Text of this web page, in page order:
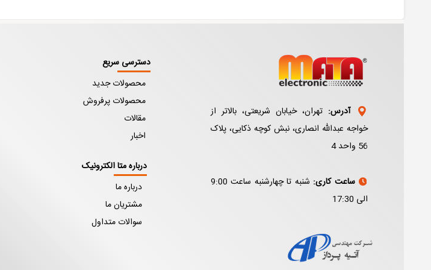
آدرس: تهران، خیابان شریعتی، بالاتر از
خواجه عبدالله انصاری، نبش کوچه ذکایی، پلاک
56 واحد 4
ساعت کاری:
شنبه تا چهارشنبه ساعت 9:00
الی 17:30
دسترسی سریع
محصولات جدید
محصولات پرفروش
مقالات
اخبار
درباره متا الکترونیک
درباره ما
مشتریان ما
سوالات متداول